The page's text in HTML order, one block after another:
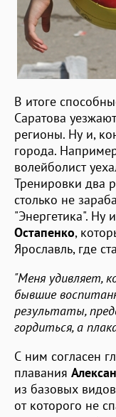
В итоге
Саратова
регионы. Ну и,
города.
волейболист
Тренировки два
столько не
"Энергетика". Ну
Остапенко,
Ярославль, где
"Меня удивляет,
бывшие
результаты,
гордиться, а
С ним согласен
плавания
из базовых
от которого не